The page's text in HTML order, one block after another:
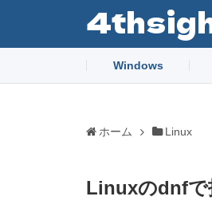
Windows
ホーム Linux
Linuxのdnfで